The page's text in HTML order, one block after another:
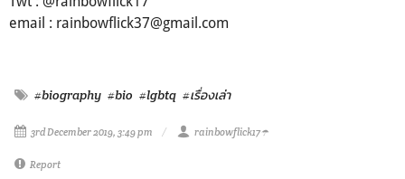
email : rainbowflick37@gmail.com
#biography #bio #lgbtq #เรื่องเล่า
3rd December 2019, 3:49 pm rainbowflick17☂️
Report